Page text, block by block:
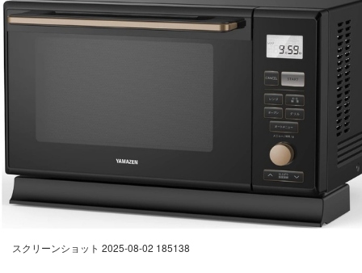
スクリーンショット 2025-08-02 185138